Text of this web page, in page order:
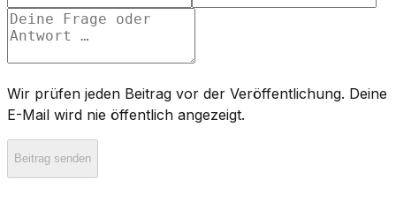
Wir prüfen jeden Beitrag vor der Veröffentlichung. Deine
E-Mail wird nie öffentlich angezeigt.
Beitrag senden